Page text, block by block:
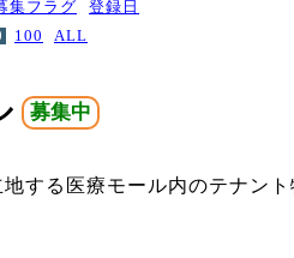
集フラグ
登録日
100 ALL
募集中
する医療モール内のテナン